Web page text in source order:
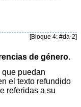
[Bloque 4: #da-2]
de género.
puedan
el texto refundido
referidas a su